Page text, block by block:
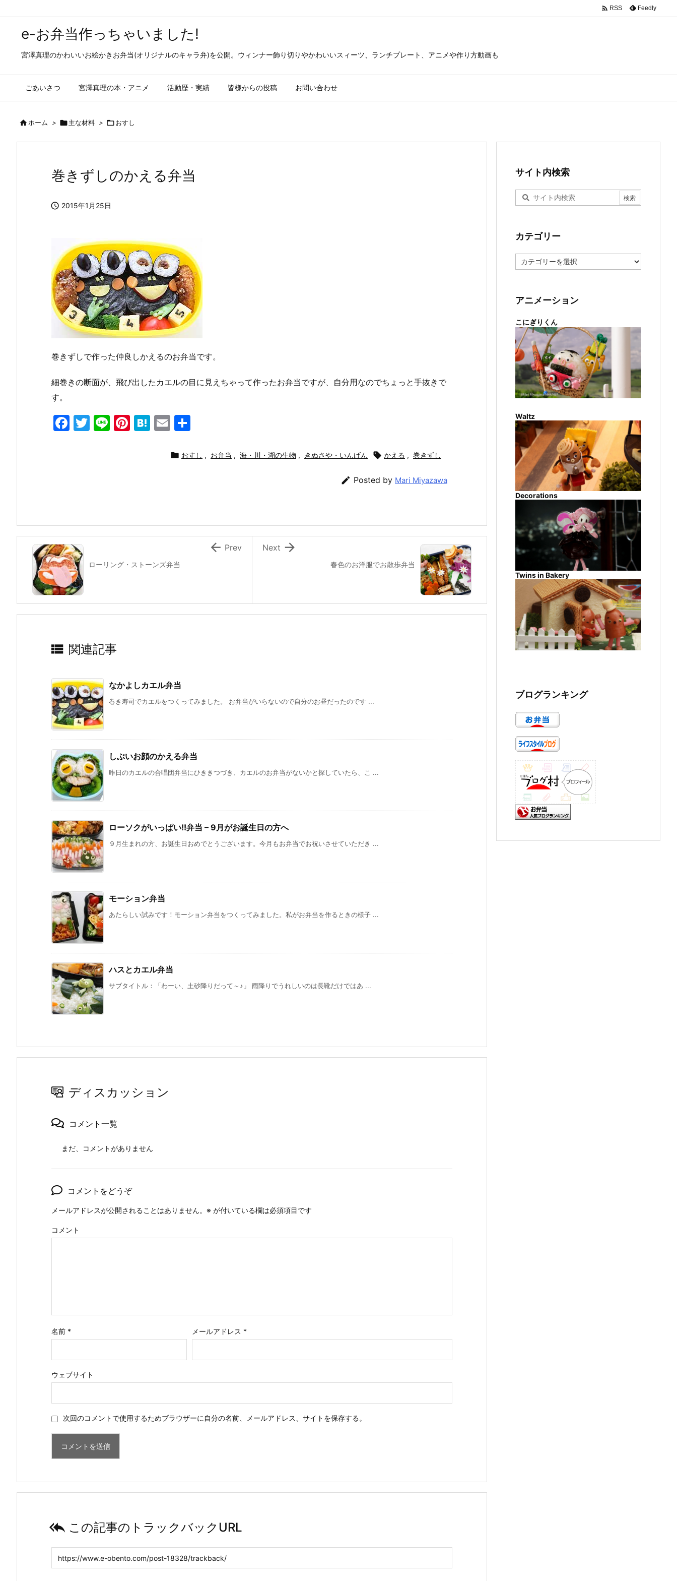
e-お弁当作っちゃいました!
宮澤真理のかわいいお絵かきお弁当(オリジナルのキャラ弁)を公開。ウィンナー飾り切りやかわいいスィーツ、ランチプレート、アニメや作り方動画も
ごあいさつ 宮澤真理の本・アニメ 活動歴・実績 皆様からの投稿 お問い合わせ
 RSS Feedly
ホーム > 主な材料 > おすし
巻きずしのかえる弁当
 2015年1月25日
巻きずしで作った仲良しかえるのお弁当です。
細巻きの断面が、飛び出したカエルの目に見えちゃって作ったお弁当ですが、自分用なのでちょっと手抜きで
す。
F
k
T
Li Pi H
E
ai
 おすし , お弁当 , 海・川・湖の生物 , きぬさや・いんげん  かえる , 巻きずし
 Posted by Mari Miyazawa
春色のお洋服でお散歩弁当

Next
ローリング・ストーンズ弁当
 Prev
 関連記事
なかよしカエル弁当
巻き寿司でカエルをつくってみました。 お弁当がいらないので自分のお昼だったのです ...
しぶいお顔のかえる弁当
昨日のカエルの合唱団弁当にひききつづき、カエルのお弁当がないかと探していたら、こ ...
ローソクがいっぱい!!弁当 – 9月がお誕生日の方へ
９月生まれの方、お誕生日おめでとうございます。今月もお弁当でお祝いさせていただき ...
モーション弁当
あたらしい試みです！モーション弁当をつくってみました。私がお弁当を作るときの様子 ...
ハスとカエル弁当
サブタイトル：「わーい、土砂降りだって～♪」 雨降りでうれしいのは長靴だけではあ ...
ディスカッション
コメント一覧
まだ、コメントがありません
コメントをどうぞ
メールアドレスが公開されることはありません。 ※ が付いている欄は必須項目です
コメント
名前 * メールアドレス *
ウェブサイト
次回のコメントで使用するためブラウザーに自分の名前、メールアドレス、サイトを保存する。
 この記事のトラックバックURL
サイト内検索
カテゴリー
テ
ー
アニメーション
こにぎりくん
Waltz
Decorations
Twins in Bakery
ブログランキング